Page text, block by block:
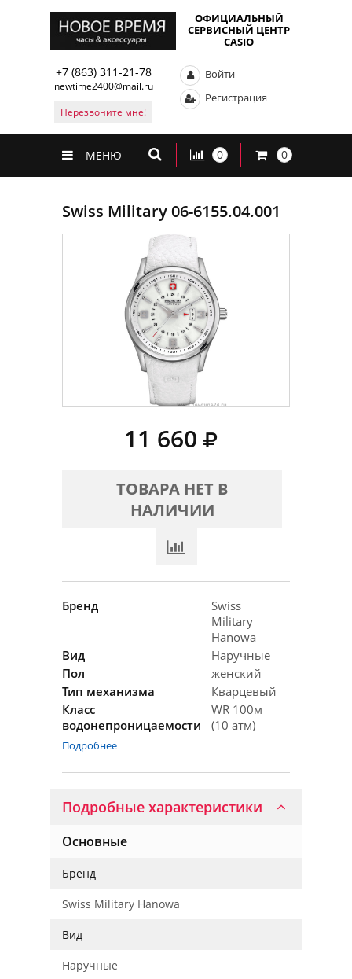
ОФИЦИАЛЬНЫЙ
СЕРВИСНЫЙ ЦЕНТР
CASIO
+7 (863) 311-21-78
newtime2400@mail.ru
Перезвоните мне!
Войти
Регистрация
МЕНЮ 0 0
Swiss Military 06-6155.04.001
11 660
ТОВАРА НЕТ В
НАЛИЧИИ
Бренд
Swiss
Military
Hanowa
Вид
Наручные
Пол
женский
Тип механизма
Кварцевый
Класс
водонепроницаемости
WR 100м
(10 атм)
Подробнее
Подробные характеристики
Основные
Бренд
Swiss Military Hanowa
Вид
Наручные